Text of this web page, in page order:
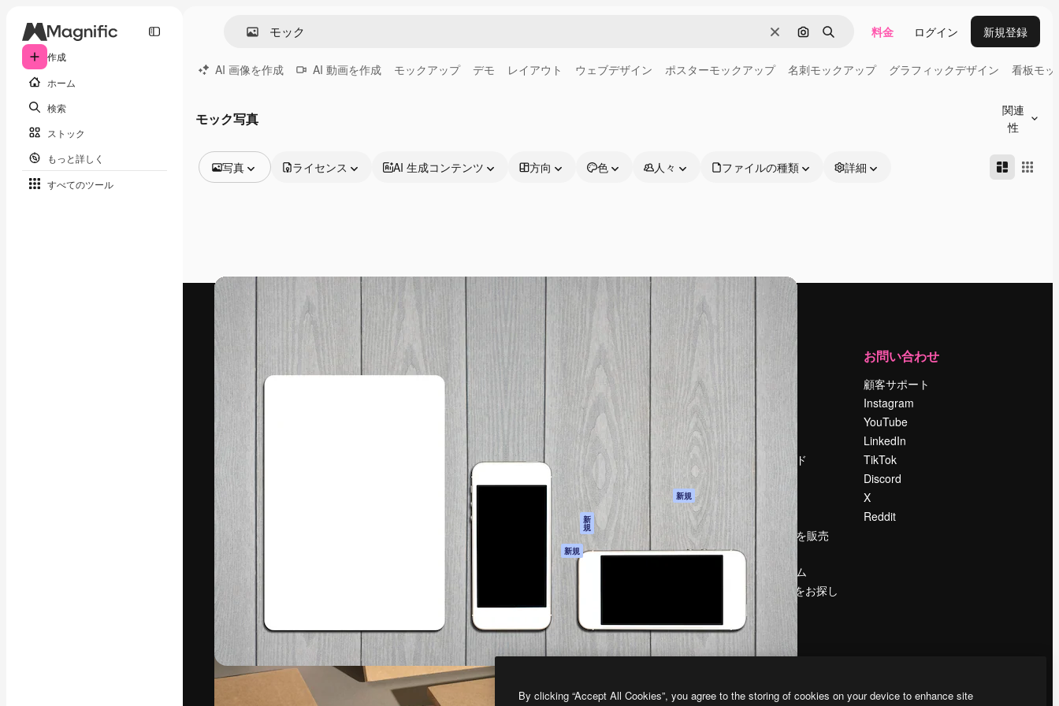
作成
ホーム
検索
ストック
もっと詳しく
すべてのツール
消去 画像で検索
検索 料金 ログイン 新規登録
AI 画像を作成 AI 動画を作成 モックアップ デモ レイアウト ウェブデザイン ポスターモックアップ 名刺モックアップ グラフィックデザイン 看板モ
モック写真
関連
性
写真
動画
映像素材
モーショングラフィックス
動画テンプレート
アイコン
3D モデル
フォント
ライセンス AI 生成コンテンツ 方向 色 人々 ファイルの種類 詳細
最高のクリエイティブ制作を導くためのプラ
ットフォーム。クリエイター、企業、代理
店、スタジオを含む100万人以上が利用して
AI アシスタント
AI 画像生成ツール
AI 動画生成ツール
AI 音声合成ツール
ストックコンテン
新
規
エージェント 新規
すべてのMagnificツ
ール
はじめに
Academy
ドキュメント
サポート
利用規約
プライバシーポリ
シー
オリジナル 新規
クッキーポリシー
トラストセンター
アフィリエイト
運営
料金
会社概要
Reviews
採用情報
検索トレンド
ブログ
イベント
Slidesgo
コンテンツを販売
する
プレスルーム
magnific.aiをお探し
ですか？
お問い合わせ
顧客サポート
Instagram
YouTube
LinkedIn
TikTok
Discord
X
Reddit
Copyright © 2010- 2026 Freepik Company S.L.U.無断複写・転載を禁じます
By clicking “Accept All Cookies”, you agree to the storing of cookies on your device to enhance site